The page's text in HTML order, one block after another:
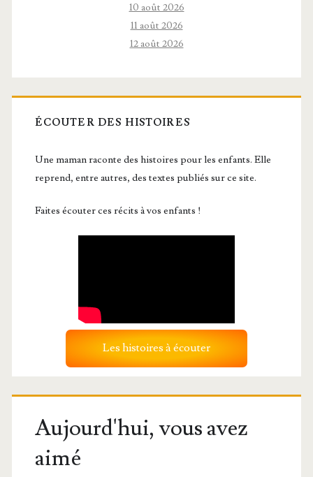
10 août 2026
11 août 2026
12 août 2026
ÉCOUTER DES HISTOIRES
Une maman raconte des histoires pour les enfants. Elle
reprend, entre autres, des textes publiés sur ce site.
Faites écouter ces récits à vos enfants !
Les histoires à écouter
Aujourd'hui, vous avez
aimé